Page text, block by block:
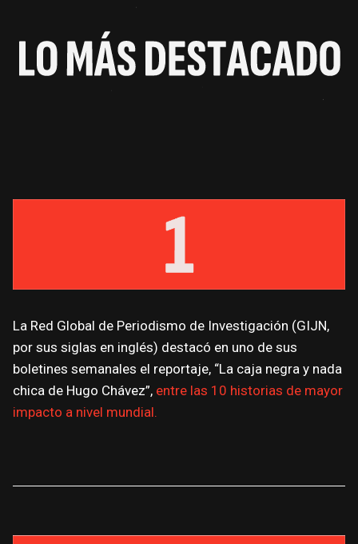
La Red Global de Periodismo de Investigación (GIJN,
por sus siglas en inglés) destacó en uno de sus
boletines semanales el reportaje, “La caja negra y nada
chica de Hugo Chávez”, entre las 10 historias de mayor
impacto a nivel mundial.